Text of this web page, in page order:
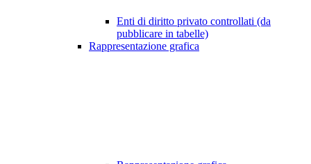
Enti di diritto privato controllati (da
pubblicare in tabelle)
Rappresentazione grafica